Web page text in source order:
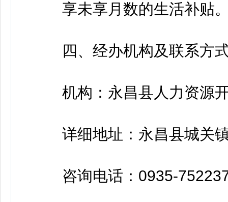
享未享月数的生活补贴
四、经办机构及联系方
机构：永昌县人力资源
详细地址：永昌县城关镇
咨询电话：0935-